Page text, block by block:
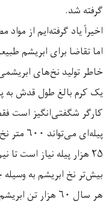
گرفته شد.
اخیراً یاد گرفته‌ایم از
اما تقاضا برای ابریشم
خاطر تولید نخ‌های
یک کرم بالغ طول قدش به
کارگر شگفتی‌انگیز است
پیله‌ای می‌تواند ۶۰۰ متر
۲۵ هزار پیله نیاز است تا
بیش‌تر نخ ابریشم به
هر سال ۶۰ هزار تن